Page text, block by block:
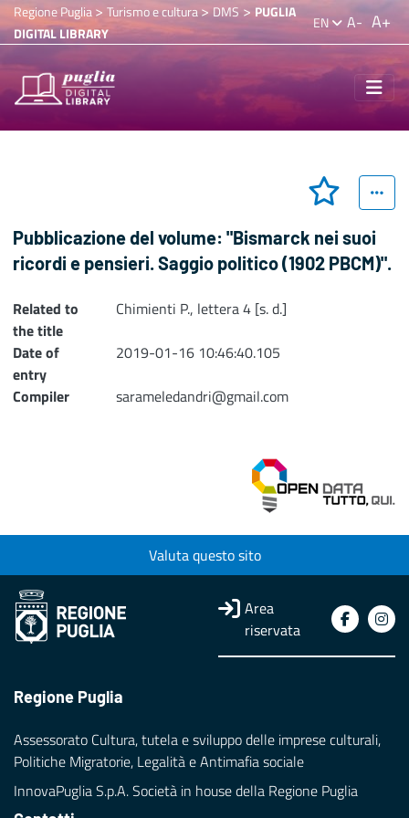
Regione Puglia> Turismo e cultura>DMS > PUGLIA
DIGITAL LIBRARY
EN A- A+
Pubblicazione del volume: "Bismarck nei suoi
ricordi e pensieri. Saggio politico (1902 PBCM)".
Related to
the title
Chimienti P., lettera 4 [s. d.]
Date of
entry
2019-01-16 10:46:40.105
Compiler
sarameledandri@gmail.com
Valuta questo sito
Area
riservata
Regione Puglia
Assessorato Cultura, tutela e sviluppo delle imprese culturali,
Politiche Migratorie, Legalità e Antimafia sociale
InnovaPuglia S.p.A. Società in house della Regione Puglia